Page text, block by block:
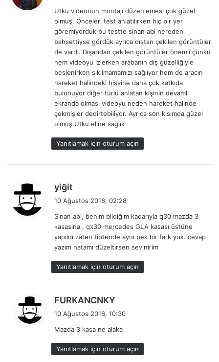
i
k
i
Utku videonun montajı düzenlemesi çok güzel
olmuş. Önceleri test anlatılırken hiç bir yer
göremiyorduk bu testte sinan abi nereden
bahsettiyse gördük ayrıca dıştan çekilen görüntüler
de vardı. Dışarıdan çekilen görüntüler önemli çünkü
hem videoyu izlerken arabanın dış güzelliğiyle
beslenirken sıkılmamamızı sağlıyor hem de aracın
hareket halindeki hissine daha çok katkıda
bulunuyor diğer türlü anlatan kişinin devamlı
ekranda olması videoyu neden hareket halinde
çekmişler dedirtebiliyor. Ayrıca son kısımda güzel
olmuş Utku eline sağlık
Yanıtlamak için oturum açın
yiğit
i
k
10 Ağustos 2016, 02:28
Sinan abi, benim bildiğim kadarıyla q30 mazda 3
kasasına , qx30 mercedes GLA kasası üstüne
yapıldı zaten tiptende aynı pek bir fark yok. cevap
yazım hatamı düzeltirsen sevinirim
Yanıtlamak için oturum açın
FURKANCNKY
i
k
i
10 Ağustos 2016, 10:30
Mazda 3 kasa ne alaka
Yanıtlamak için oturum açın